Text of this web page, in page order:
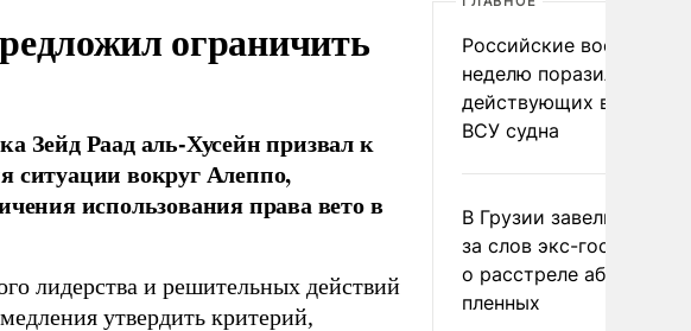
ограничить
Зейд Раад аль-Хусейн призвал к
ситуации вокруг Алеппо,
использования права вето в
лидерства и решительных действий
утвердить критерий,
Российские военные за
неделю поразили 34
действующих в
ВСУ судна
В Грузии завели дело
за слов экс-
о расстреле абхазских
пленных